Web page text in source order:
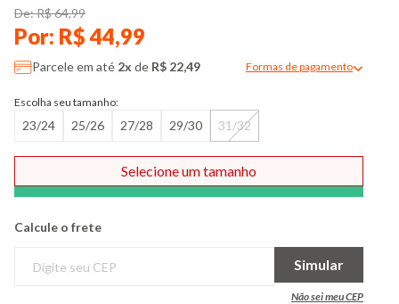
De: R$ 64,99
Por: R$ 44,99
Parcele em até 2x de R$ 22,49 Formas de pagamento
Escolha seu tamanho:
23/24 25/26 27/28 29/30 31/32
Comprar
Selecione um tamanho
Calcule o frete
Simular
Não sei meu CEP